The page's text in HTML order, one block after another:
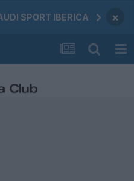
SPORT IBERICA ×